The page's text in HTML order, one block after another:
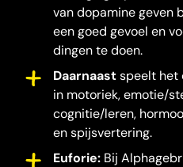
van dopamine geven
een goed gevoel en
dingen te doen.
Daarnaastspeelt het
in motoriek, emotie/
cognitie/leren,
en spijsvertering.
Euforie: Bij